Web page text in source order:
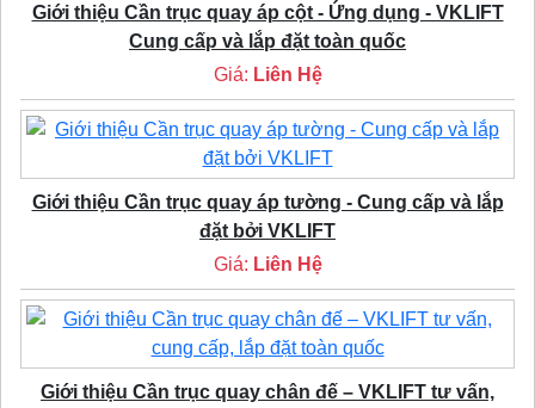
Giới thiệu Cần trục quay áp cột - Ứng dụng - VKLIFT
Cung cấp và lắp đặt toàn quốc
Giá: Liên Hệ
Giới thiệu Cần trục quay áp tường - Cung cấp và lắp
đặt bởi VKLIFT
Giá: Liên Hệ
Giới thiệu Cần trục quay chân đế – VKLIFT tư vấn,